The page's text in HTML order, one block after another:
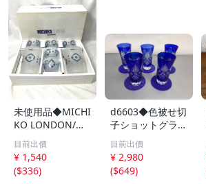
未使用品◆MICHI
KO LONDON/ミ
チコロンドン◆グ
ラスセット ピッ
チャー2個 グラス
５客 食器
目前出價
¥ 1,540
($336)
d6603◆色被せ切
子ショットグラス
5客セット◆コー
スター付き/口径
5.2cm高さ10.5c
m
目前出價
¥ 2,980
($649)